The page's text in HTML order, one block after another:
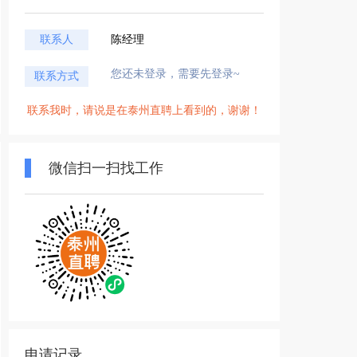
联系人 陈经理
联系方式 您还未登录，需要先登录~
联系我时，请说是在泰州直聘上看到的，谢谢！
微信扫一扫找工作